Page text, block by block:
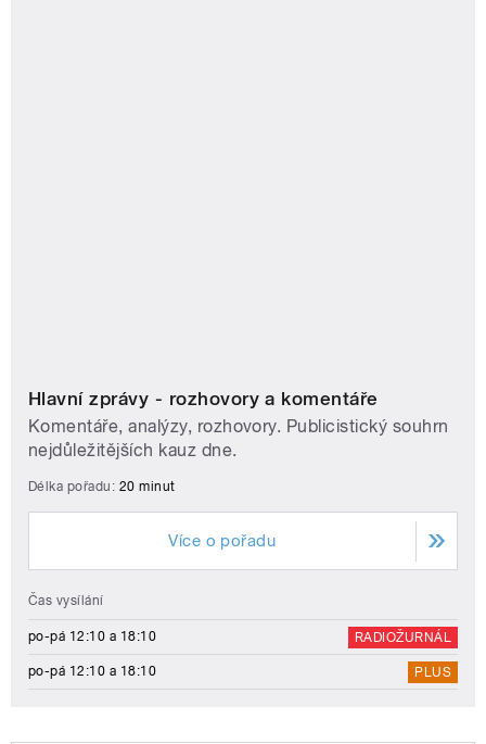
Hlavní zprávy - rozhovory a komentáře
Komentáře, analýzy, rozhovory. Publicistický souhrn
nejdůležitějších kauz dne.
Délka pořadu: 20 minut
Více o pořadu
Čas vysílání
po-pá 12:10 a 18:10 RADIOŽURNÁL
po-pá 12:10 a 18:10 PLUS